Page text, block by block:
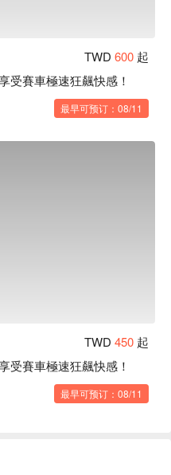
TWD 600 起
受賽車極速狂飆快感！
最早可预订：08/11
TWD 450 起
受賽車極速狂飆快感！
最早可预订：08/11